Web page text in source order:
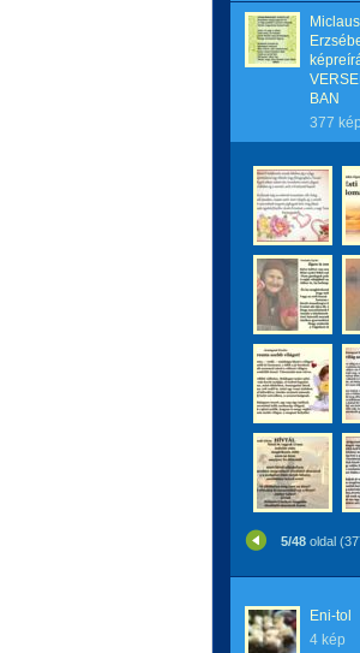
BAN
377 kép
5/48 oldal
Eni-tol
4 kép